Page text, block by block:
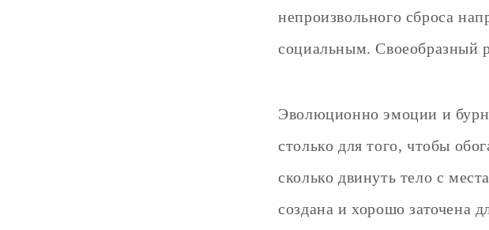
непроизвольного сброса
социальным. Своеобразный
Эволюционно эмоции и
столько для того, чтобы
сколько двинуть тело с
создана и хорошо заточена